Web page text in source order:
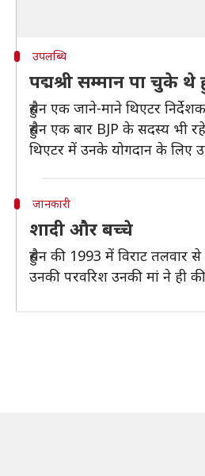
उपलब्धि
पद्मश्री सम्मान पा चुके
हुसैन एक जाने-माने थिएटर
हुसैन एक बार BJP के सदस्य भी
थिएटर में उनके योगदान के लिए
जानकारी
शादी और बच्चे
हुसैन की 1993 में विराट तलवार
उनकी परवरिश उनकी मां ने ही